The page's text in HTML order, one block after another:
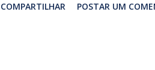
COMPARTILHAR POSTAR UM